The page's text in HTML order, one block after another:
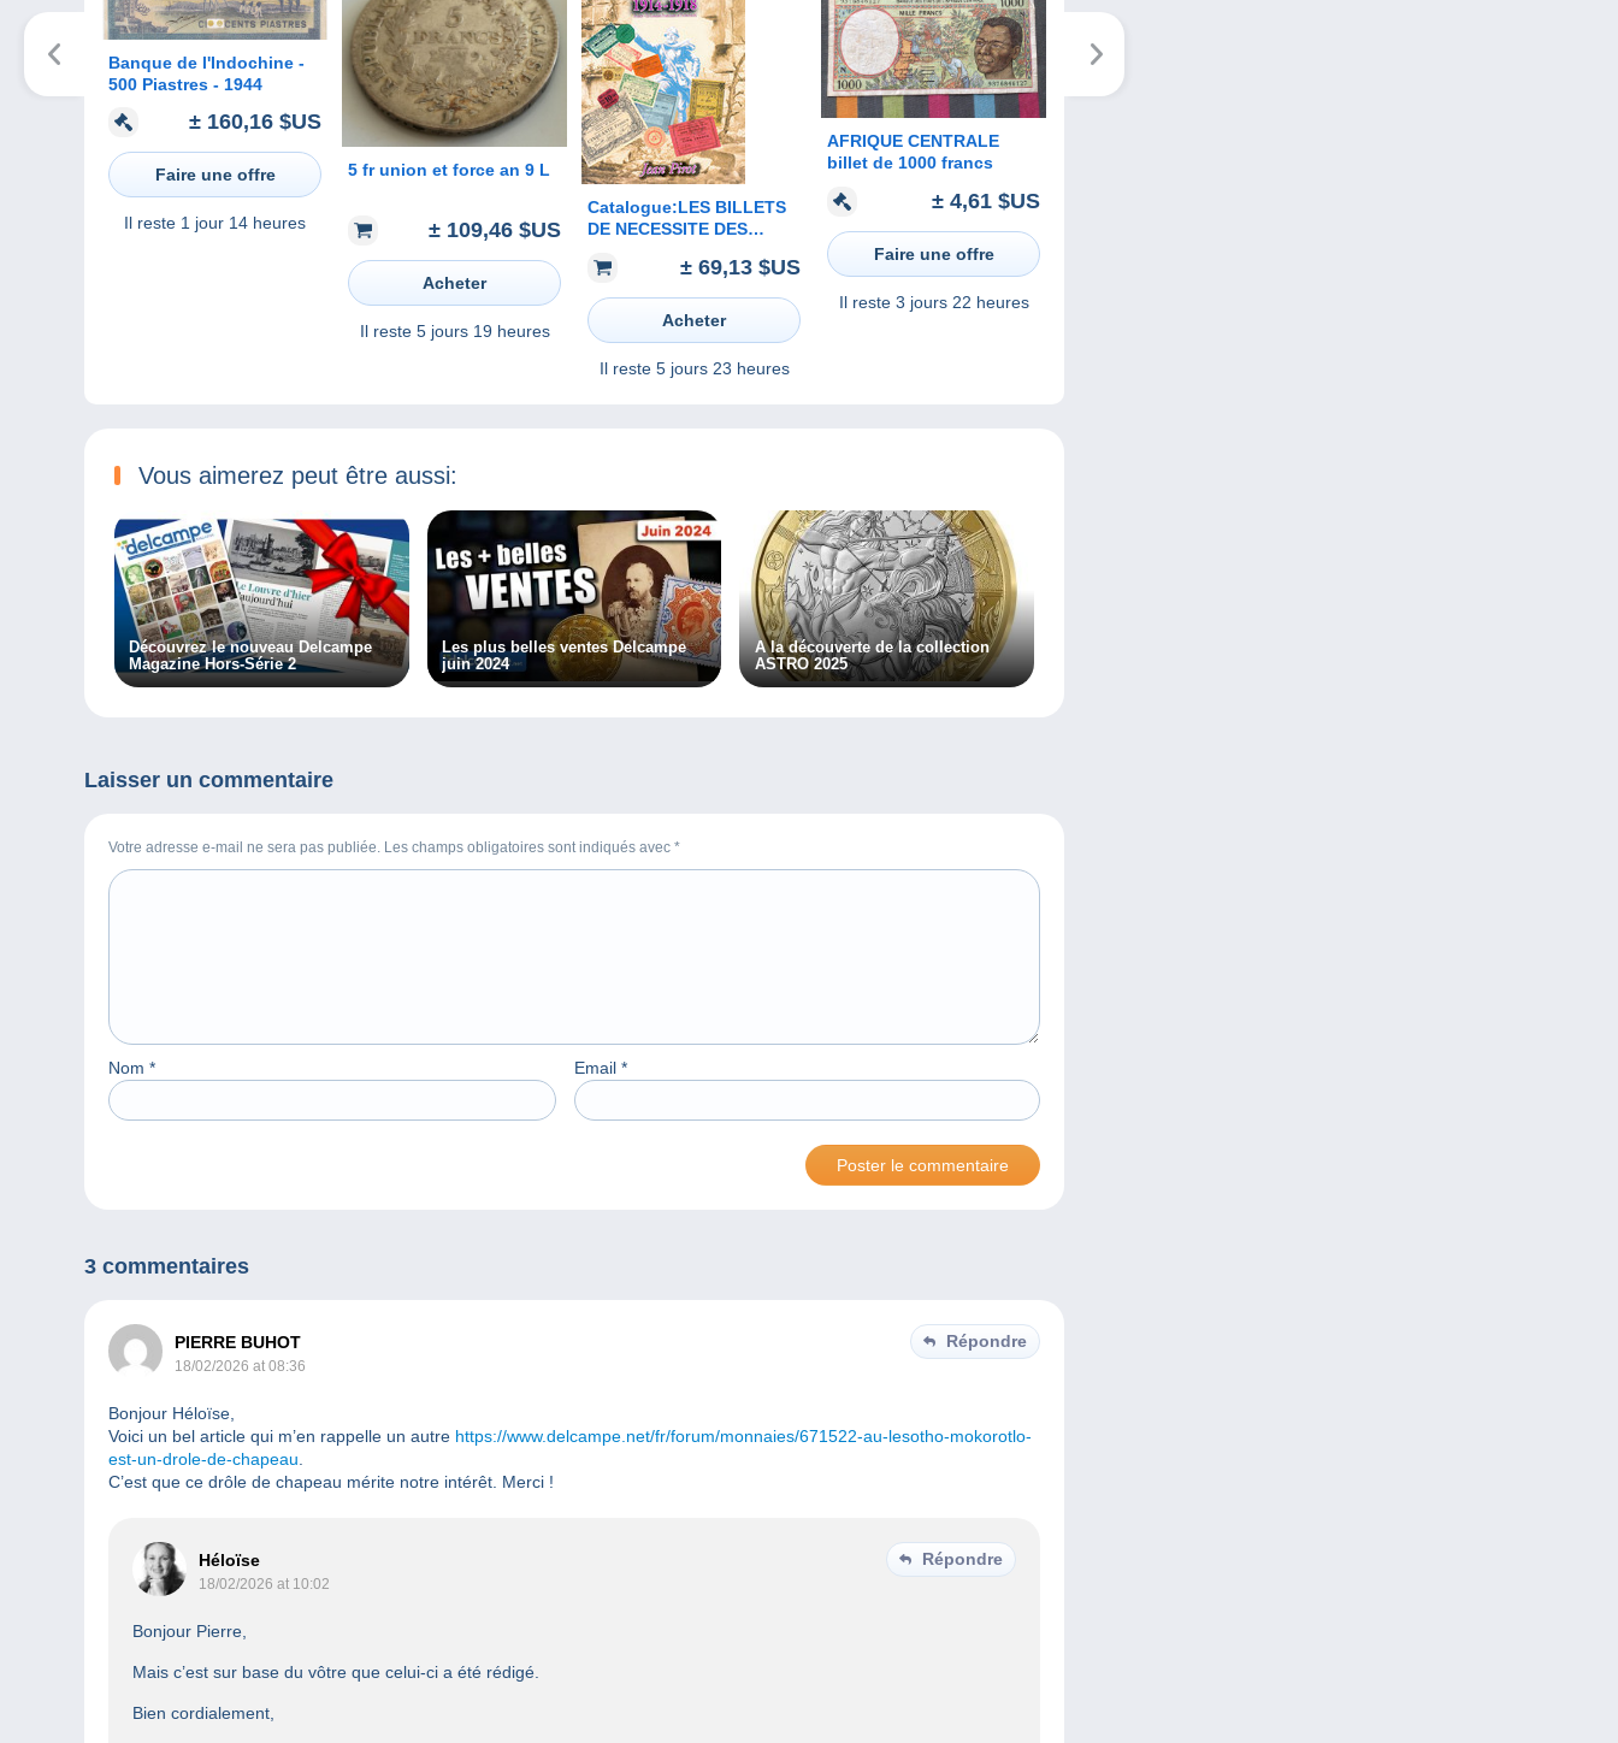
Banque de l'Indochine -
500 Piastres - 1944
± 160,16 $US
Faire une offre
Il reste 1 jour 14 heures
5 fr union et force an 9 L
± 109,46 $US
Acheter
Il reste 5 jours 19 heures
Catalogue:LES BILLETS
DE NECESSITE DES
VILLES 1914-1918 Par J.
PIROT// (60€ France avec
frais de Port)
± 69,13 $US
Acheter
Il reste 5 jours 23 heures
AFRIQUE CENTRALE
billet de 1000 francs
± 4,61 $US
Faire une offre
Il reste 3 jours 22 heures
Vous aimerez peut être aussi:
Découvrez le nouveau Delcampe
Magazine Hors-Série 2
Les plus belles ventes Delcampe
juin 2024
A la découverte de la collection
ASTRO 2025
Laisser un commentaire
Votre adresse e-mail ne sera pas publiée. Les champs obligatoires sont indiqués avec *
Nom * Email *
3 commentaires
PIERRE BUHOT
18/02/2026 at 08:36
Répondre
Bonjour Héloïse,
Voici un bel article qui m’en rappelle un autre https://www.delcampe.net/fr/forum/monnaies/671522-au-lesotho-mokorotlo-
est-un-drole-de-chapeau.
C’est que ce drôle de chapeau mérite notre intérêt. Merci !
Héloïse
18/02/2026 at 10:02
Répondre
Bonjour Pierre,
Mais c’est sur base du vôtre que celui-ci a été rédigé.
Bien cordialement,